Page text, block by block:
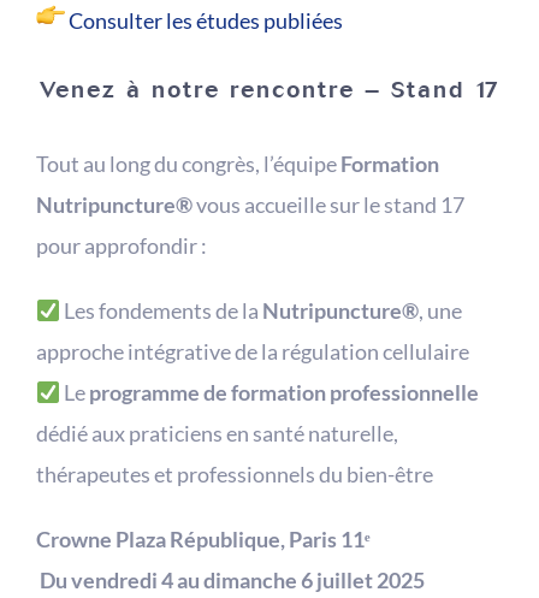
Consulter les études publiées
Venez à notre rencontre – Stand 17
Tout au long du congrès, l’équipeFormation
Nutripuncture®vous accueille sur le stand 17
pour approfondir :
Les fondements de la Nutripuncture®, une
approche intégrative de la régulation cellulaire
Leprogramme de formation professionnelle
dédié aux praticiens en santé naturelle,
thérapeutes et professionnels du bien-être
Crowne Plaza République, Paris 11ᵉ
Du vendredi 4 au dimanche 6 juillet 2025